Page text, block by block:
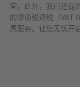
宜。此外，我们还提
的增值税退税（VAT
属服务。让您无忧开